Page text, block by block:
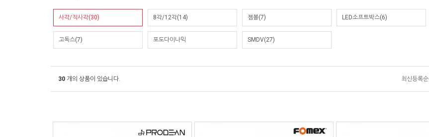
사각/직사각(30) 8각/12각(14) 젬볼(7) LED소프트박스(6)
고독스(7) 포도다이나믹 SMDV(27)
30 개의 상품이 있습니다. 최신등록순